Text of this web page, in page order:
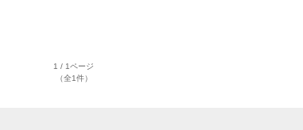
1 / 1ページ
（全1件）